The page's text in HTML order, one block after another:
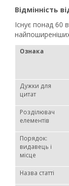
Відмінність
Існує понад 60
найпоширеніших
Ознака
Дужки для
цитат
Розділювач
елементів
Порядок:
видавець і
місце
Назва статті